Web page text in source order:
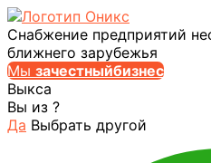
Снабжение предприятий
ближнего зарубежья
Мы зачестныйбизнес
Выкса
Вы из ?
Да Выбрать другой